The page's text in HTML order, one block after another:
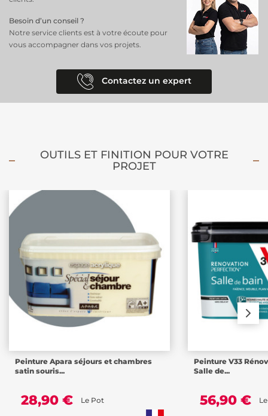
Besoin d’un conseil ?
Notre service clients est à votre écoute pour
vous accompagner dans vos projets.
Contactez un expert
OUTILS ET FINITION POUR VOTRE
PROJET
Peinture Apara séjours et chambres
satin souris...
28,90 € Le Pot
Peinture V33
Salle de...
56,90 €